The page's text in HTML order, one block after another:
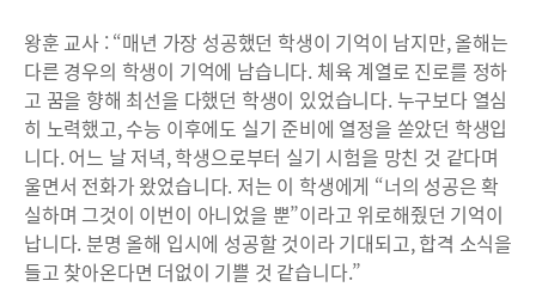
왕훈 교사 : “매년 가장 성공했던 학생이 기억이 남지만, 올해는
다른 경우의 학생이 기억에 남습니다. 체육 계열로 진로를 정하
고 꿈을 향해 최선을 다했던 학생이 있었습니다. 누구보다 열심
히 노력했고, 수능 이후에도 실기 준비에 열정을 쏟았던 학생입
니다. 어느 날 저녁, 학생으로부터 실기 시험을 망친 것 같다며
울면서 전화가 왔었습니다. 저는 이 학생에게 “너의 성공은 확
실하며 그것이 이번이 아니었을 뿐”이라고 위로해줬던 기억이
납니다. 분명 올해 입시에 성공할 것이라 기대되고, 합격 소식을
들고 찾아온다면 더없이 기쁠 것 같습니다.”